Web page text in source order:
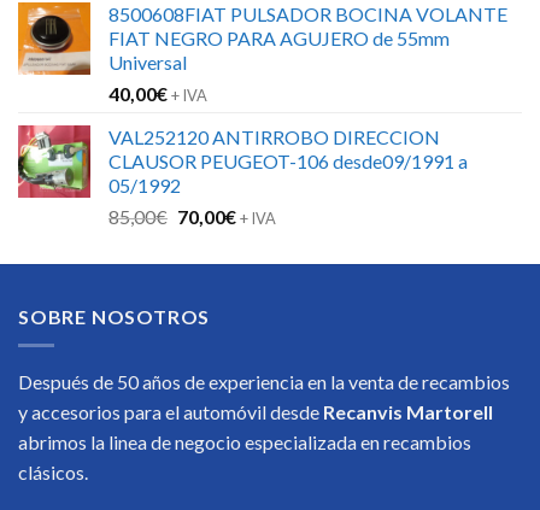
8500608FIAT PULSADOR BOCINA VOLANTE
FIAT NEGRO PARA AGUJERO de 55mm
Universal
40,00€+ IVA
VAL252120 ANTIRROBO DIRECCION
CLAUSOR PEUGEOT-106 desde09/1991 a
05/1992
85,00€ El
original
85,00€.
70,00€El
actual
+ IVA
SOBRE NOSOTROS
Después de 50 años de experiencia en la venta de recambios
y accesorios para el automóvil desde Recanvis Martorell
abrimos la linea de negocio especializada en recambios
clásicos.